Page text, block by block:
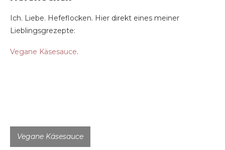
Ich. Liebe. Hefeflocken. Hier direkt eines meiner
Lieblingsgrezepte:
Vegane Käsesauce.
Vegane Käsesauce